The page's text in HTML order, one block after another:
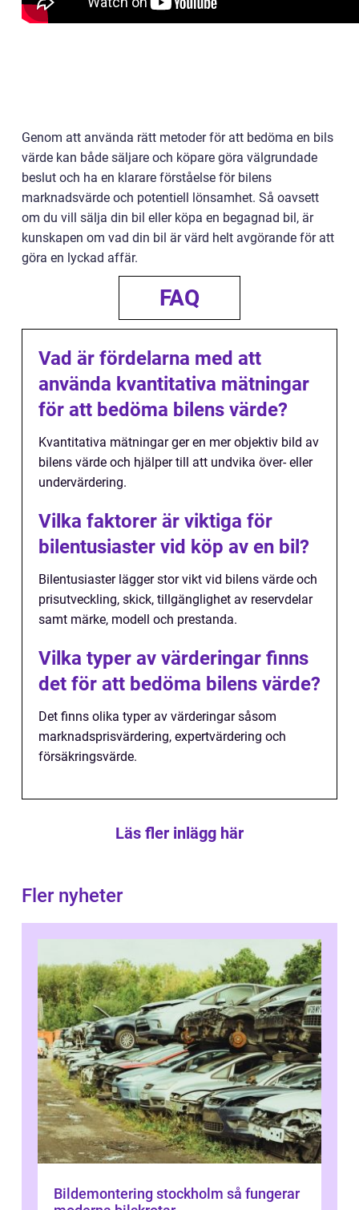
Genom att använda rätt metoder för att bedöma en bils
värde kan både säljare och köpare göra välgrundade
beslut och ha en klarare förståelse för bilens
marknadsvärde och potentiell lönsamhet. Så oavsett
om du vill sälja din bil eller köpa en begagnad bil, är
kunskapen om vad din bil är värd helt avgörande för att
göra en lyckad affär.
FAQ
Vad är fördelarna med att
använda kvantitativa mätningar
för att bedöma bilens värde?
Kvantitativa mätningar ger en mer objektiv bild av
bilens värde och hjälper till att undvika över- eller
undervärdering.
Vilka faktorer är viktiga för
bilentusiaster vid köp av en bil?
Bilentusiaster lägger stor vikt vid bilens värde och
prisutveckling, skick, tillgänglighet av reservdelar
samt märke, modell och prestanda.
Vilka typer av värderingar finns
det för att bedöma bilens värde?
Det finns olika typer av värderingar såsom
marknadsprisvärdering, expertvärdering och
försäkringsvärde.
Läs fler inlägg här
Fler nyheter
Bildemontering stockholm så fungerar